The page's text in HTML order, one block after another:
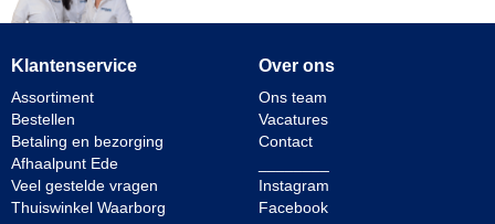
Klantenservice
Assortiment
Bestellen
Betaling en bezorging
Afhaalpunt Ede
Veel gestelde vragen
Thuiswinkel Waarborg
Over ons
Ons team
Vacatures
Contact
Instagram
Facebook